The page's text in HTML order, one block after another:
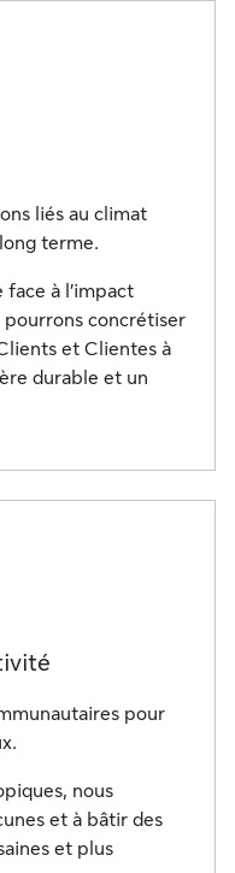
liés au climat
terme.
à l’impact
concrétiser
et Clientes à
durable et un
pour
nous
et à bâtir des
et plus